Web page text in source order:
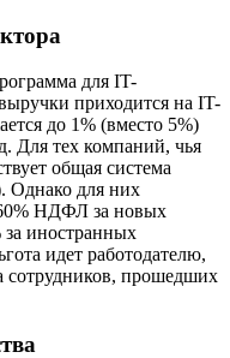
для IT-
приходится на IT-
до 1% (вместо 5%)
Для тех компаний, чья
общая система
Однако для них
НДФЛ за новых
за иностранных
идет работодателю,
сотрудников, прошедших